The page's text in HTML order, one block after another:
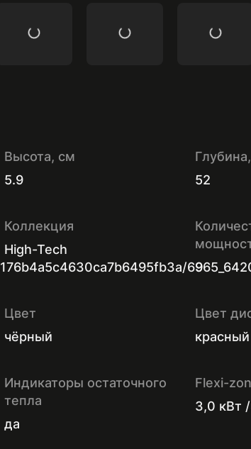
Высота, см
5.9
52
Коллекция
High-Tech
9
Цвет
чёрный
Цвет
красный
Индикаторы остаточного
тепла
да
Flexi-
3,0 кВт